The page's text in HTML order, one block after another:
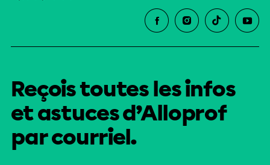
Reçois toutes les infos
et astuces d’Alloprof
par courriel.